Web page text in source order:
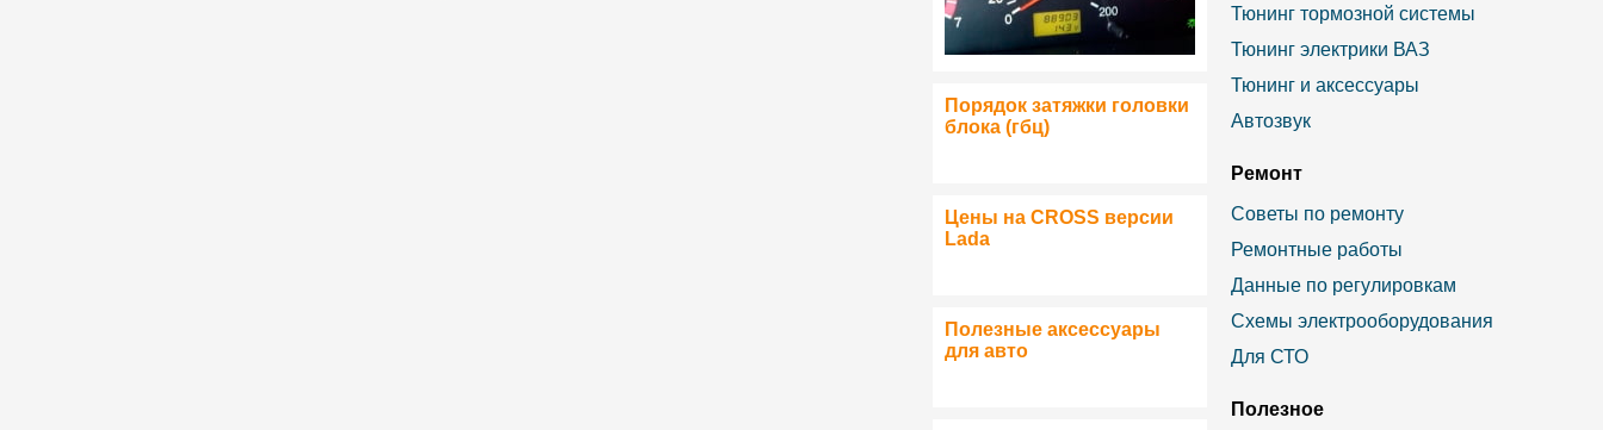
Порядок затяжки головки
блока (гбц)
Цены на CROSS версии
Lada
Полезные аксессуары
для авто
Тюнинг тормозной системы
Тюнинг электрики ВАЗ
Тюнинг и аксессуары
Автозвук
Ремонт
Советы по ремонту
Ремонтные работы
Данные по регулировкам
Схемы электрооборудования
Для СТО
Полезное